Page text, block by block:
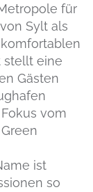
für
Sylt als
stellt eine
Gästen
vom
ist
so